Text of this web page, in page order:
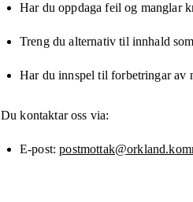
Har du oppdaga feil og manglar
Treng du alternativ til innhald
Har du innspel til forbetringar av
Du kontaktar oss via:
E-post